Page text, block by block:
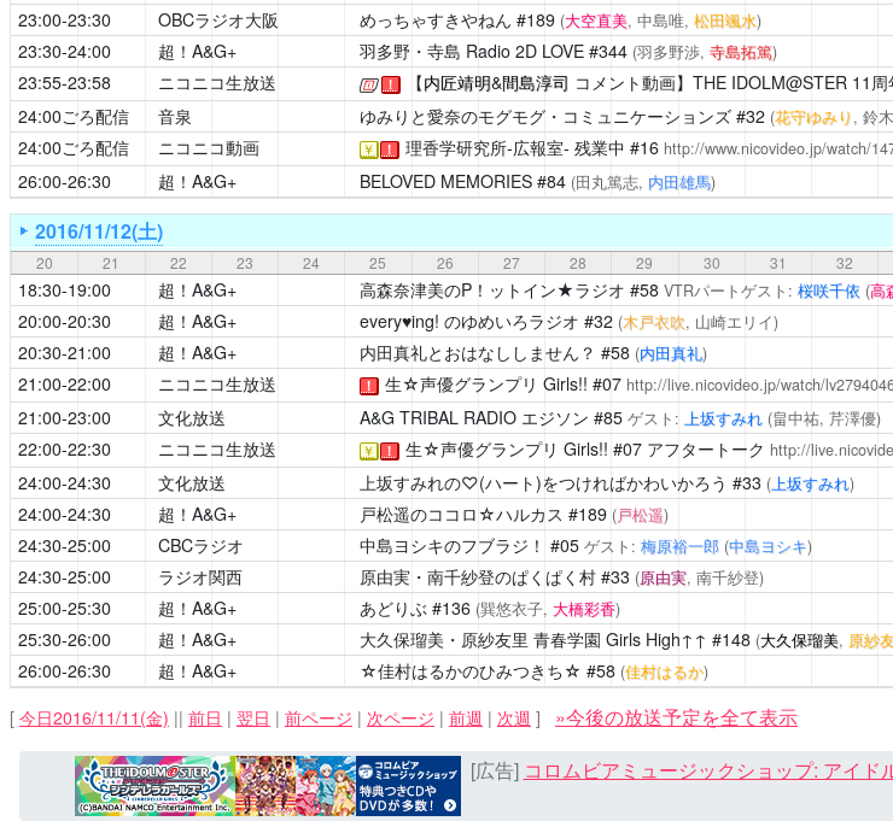
23:00-23:30 OBCラジオ大阪 めっちゃすきやねん #189 (大空直美, 中島唯, 松田颯水)
23:30-24:00 超！A&G+ 羽多野・寺島 Radio 2D LOVE#344 (羽多野渉, 寺島拓篤)
23:55-23:58 ニコニコ生放送
[公式] ！ 【内匠靖明&間島淳司 コメント動画】THE IDOLM@STER 11
24:00ごろ配信 音泉 ゆみりと愛奈のモグモグ・コミュニケーションズ#32 (花守ゆみり , 鈴
24:00ごろ配信 ニコニコ動画 ￥ ！ 理香学研究所-広報室- 残業中 #16 http://www.nicovideo.jp/watch/
26:00-26:30 超！A&G+ BELOVED MEMORIES#84 (田丸篤志, 内田雄馬)
2016/11/12(土)
20 21 22 23 24 25 26 27 28 29 30 31 32
18:30-19:00 超！A&G+ 高森奈津美のP！ットイン★ラジオ #58 VTRパートゲスト: 桜咲千依 (高
20:00-20:30 超！A&G+ every♥ing! のゆめいろラジオ #32 (木戸衣吹, 山崎エリイ)
20:30-21:00 超！A&G+ 内田真礼とおはなししません？ #58 (内田真礼)
21:00-22:00 ニコニコ生放送 ！ 生☆声優グランプリ Girls!! #07 http://live.nicovideo.jp/watch/
21:00-23:00 文化放送 A&G TRIBAL RADIO エジソン #85 ゲスト: 上坂すみれ (畠中祐, 芹澤優)
22:00-22:30 ニコニコ生放送 ￥ ！ 生☆声優グランプリ Girls!! #07 アフタートーク http://
24:00-24:30 文化放送 上坂すみれの♡(ハート)をつければかわいかろう #33 (上坂すみれ)
24:00-24:30 超！A&G+ 戸松遥のココロ☆ハルカス #189 (戸松遥)
24:30-25:00 CBCラジオ 中島ヨシキのフブラジ！ #05 ゲスト: 梅原裕一郎 (中島ヨシキ)
24:30-25:00 ラジオ関西 原由実・南千紗登のぱくぱく村#33 (原由実, 南千紗登)
25:00-25:30 超！A&G+ あどりぶ#136 (巽悠衣子, 大橋彩香)
25:30-26:00 超！A&G+ 大久保瑠美・原紗友里 青春学園 Girls High↑↑ #148 (大久保瑠美, 原紗
26:00-26:30 超！A&G+ ☆佳村はるかのひみつきち☆ #58 (佳村はるか)
[ 今日2016/11/11(金) || 前日 | 翌日 | 前ページ | 次ページ | 前週 | 次週 ]
»今後の放送予定を全て表示
[広告] コロムビアミュージックショップ: アイ